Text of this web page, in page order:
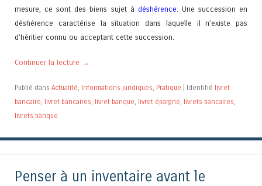
mesure, ce sont des biens sujet à déshérence . Une succession en
déshérence caractérise la situation dans laquelle il n’existe pas
d’héritier connu ou acceptant cette succession
Continuer la lecture →
Publié dans Actualité, Informations juridiques, Pratique Identifié livret
bancaire, livret bancaires, livret banque, livret épargne, livrets bancaires,
livrets banque
Penser à un inventaire avant le